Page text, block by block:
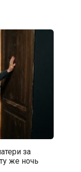
за
же ночь